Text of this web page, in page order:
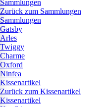
Sammlungen
Zurück zum Sammlungen
Sammlungen
Gatsby
Arles
Twiggy
Charme
Oxford
Ninfea
Kissenartikel
Zurück zum Kissenartikel
Kissenartikel